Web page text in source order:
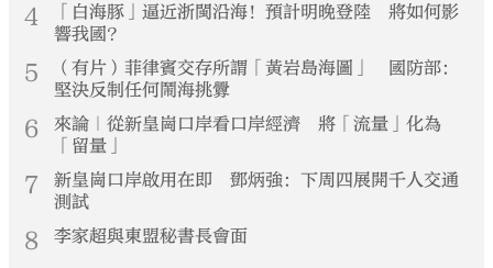
4
「白海豚」逼近浙閩沿海！預計明晚登陸 將如何影
響我國？
5
（有片）菲律賓交存所謂「黃岩島海圖」 國防部：
堅決反制任何鬧海挑釁
6
來論｜從新皇崗口岸看口岸經濟 將「流量」化為
「留量」
7
新皇崗口岸啟用在即 鄧炳強：下周四展開千人交通
測試
8 李家超與東盟秘書長會面